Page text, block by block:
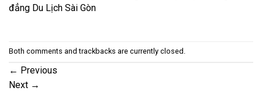
đẳng Du Lịch Sài Gòn
Both comments and trackbacks are currently closed.
← Previous
Next →